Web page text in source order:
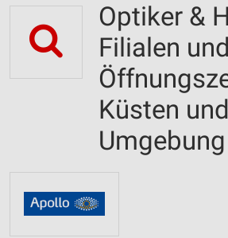
Optiker &
Filialen und
Küsten und
Umgebung